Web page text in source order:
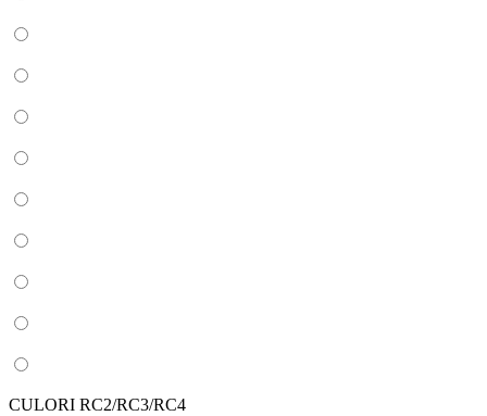
CULORI RC2/RC3/RC4